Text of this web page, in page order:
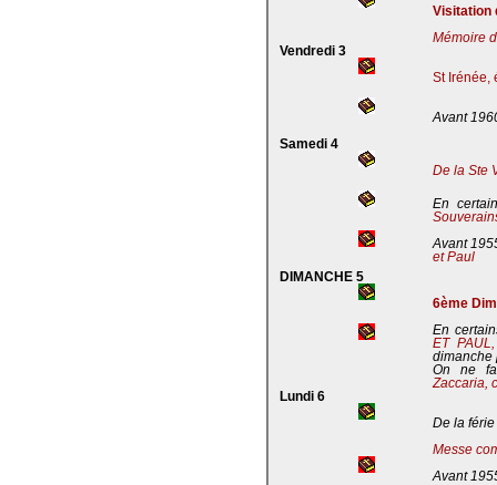
Visitation
Mémoire
Vendredi 3
St Irénée,
Avant
Samedi 4
De la Ste
En
Avant
et Paul
DIMANCHE 5
6ème
En
ET
dimanche
On ne
Zaccaria,
Lundi 6
De la férie
Messe
Avant